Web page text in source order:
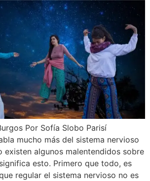
Por Sofía Slobo Parisí
mucho más del sistema nervioso
existen algunos malentendidos sobre
esto. Primero que todo, es
regular el sistema nervioso no es